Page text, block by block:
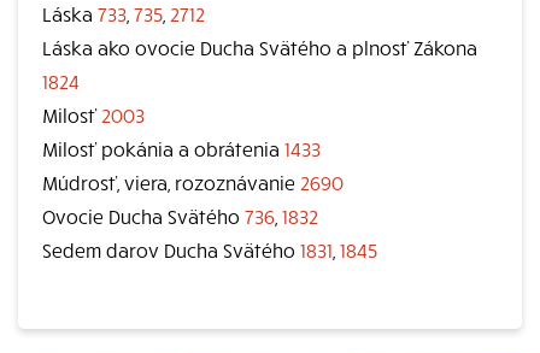
Láska 733 735 2712
Láska ako ovocie Ducha Svätého a plnosť Zákona
1824
Milosť 2003
Milosť pokánia a obrátenia 1433
Múdrosť, viera, rozoznávanie 2690
Ovocie Ducha Svätého 736 1832
Sedem darov Ducha Svätého 1831 1845